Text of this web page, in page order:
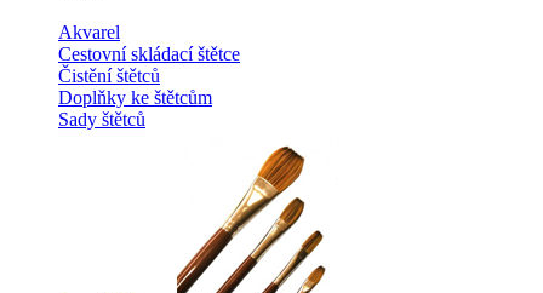
Akvarel
Cestovní skládací štětce
Čistění štětců
Doplňky ke štětcům
Sady štětců